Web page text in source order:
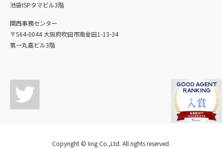
池袋ISPタマビル3階
関西事務センター
〒564-0044 大阪府吹田市南金田1-13-34
第一丸嘉ビル3階
Copyright © Iing Co.,Ltd. All rights reserved.